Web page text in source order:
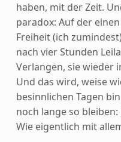
haben, mit der Zeit.
paradox: Auf der
Freiheit (ich
nach vier Stunden
Verlangen, sie wieder
Und das wird, weise
besinnlichen Tagen
noch lange so
Wie eigentlich mit